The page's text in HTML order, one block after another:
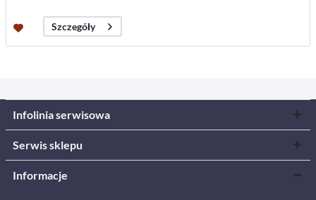
Szczegóły
Infolinia serwisowa
Serwis sklepu
Informacje